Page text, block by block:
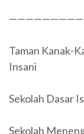
Taman Kanak-
Insani
Sekolah Dasar
Sekolah